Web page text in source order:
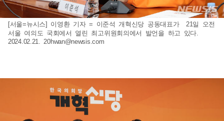
[서울=뉴시스] 이영환 기자 = 이준석 개혁신당 공동대표가 21일 오전
서울 여의도 국회에서 열린 최고위원회의에서 발언을 하고 있다.
2024.02.21. 20hwan@newsis.com